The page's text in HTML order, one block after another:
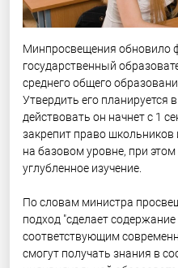
Минпросвещения обновило
государственный
среднего общего
Утвердить его планируется
действовать он начнет с 1
закрепит право школьников
на базовом уровне, при
углубленное изучение.
По словам министра
подход "сделает
соответствующим
смогут получать знания в